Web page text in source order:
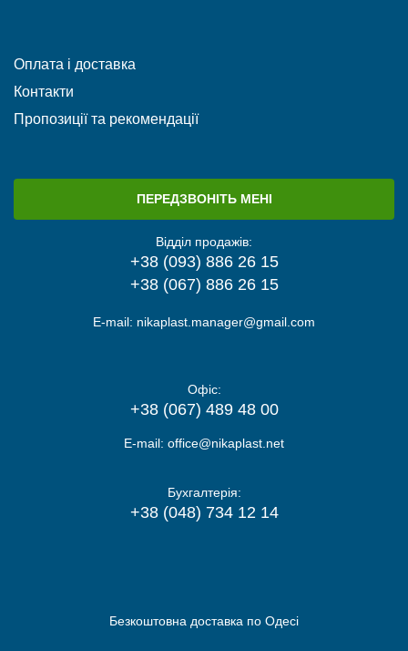
Оплата і доставка
Контакти
Пропозиції та рекомендації
ПЕРЕДЗВОНІТЬ МЕНІ
Відділ продажів:
+38 (093) 886 26 15
+38 (067) 886 26 15
E-mail: nikaplast.manager@gmail.com
Офіс:
+38 (067) 489 48 00
E-mail: office@nikaplast.net
Бухгалтерія:
+38 (048) 734 12 14
Безкоштовна доставка по Одесі